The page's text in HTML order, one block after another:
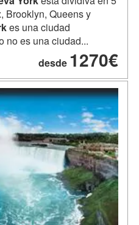
Brooklyn, Queens y
es una ciudad
no es una ciudad...
desde 1270€